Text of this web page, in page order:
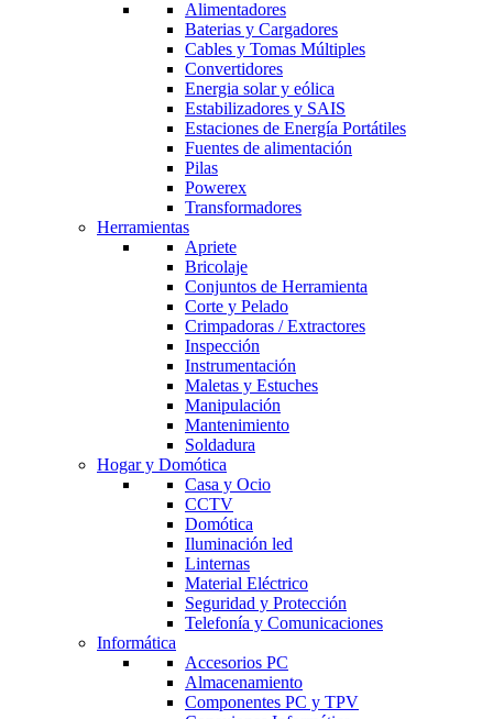
Alimentadores
Baterias y Cargadores
Cables y Tomas Múltiples
Convertidores
Energia solar y eólica
Estabilizadores y SAIS
Estaciones de Energía Portátiles
Fuentes de alimentación
Pilas
Powerex
Transformadores
Herramientas
Apriete
Bricolaje
Conjuntos de Herramienta
Corte y Pelado
Crimpadoras / Extractores
Inspección
Instrumentación
Maletas y Estuches
Manipulación
Mantenimiento
Soldadura
Hogar y Domótica
Casa y Ocio
CCTV
Domótica
Iluminación led
Linternas
Material Eléctrico
Seguridad y Protección
Telefonía y Comunicaciones
Informática
Accesorios PC
Almacenamiento
Componentes PC y TPV